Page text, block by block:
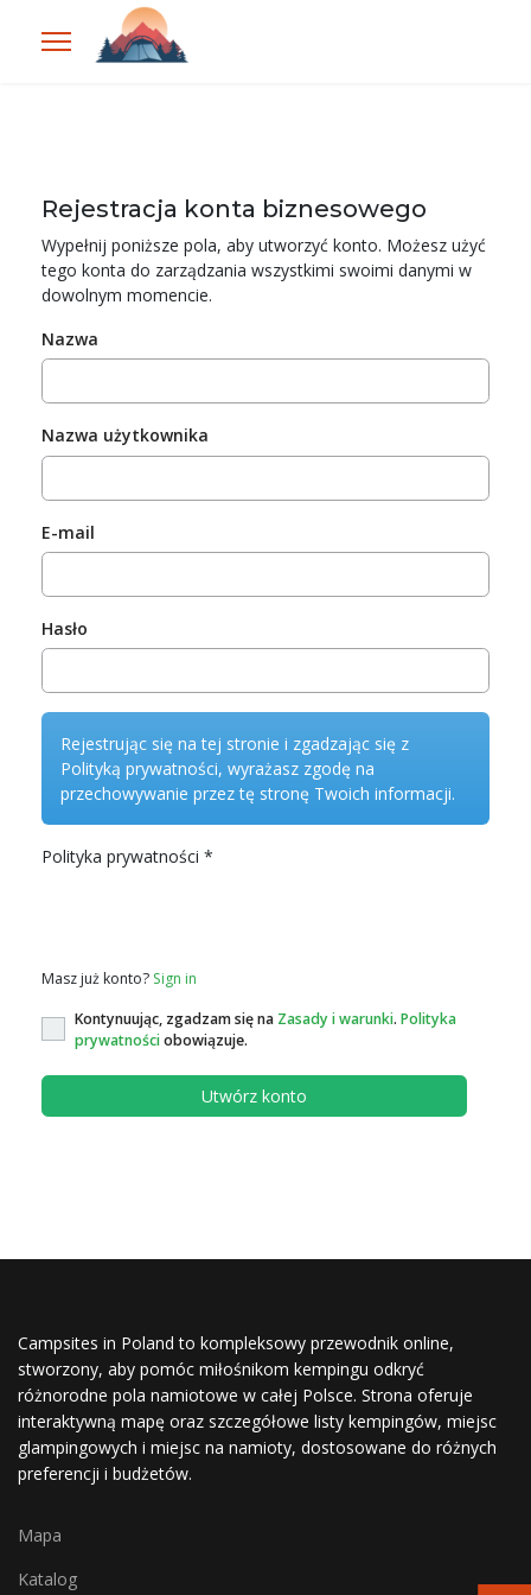
Rejestracja konta biznesowego
Wypełnij poniższe pola, aby utworzyć konto. Możesz użyć
tego konta do zarządzania wszystkimi swoimi danymi w
dowolnym momencie.
Nazwa
Nazwa użytkownika
E-mail
Hasło
Rejestrując się na tej stronie i zgadzając się z
Polityką prywatności, wyrażasz zgodę na
przechowywanie przez tę stronę Twoich informacji.
Polityka prywatności *
Masz już konto? Sign in
Kontynuując, zgadzam się na Zasady i warunki. Polityka
prywatnościobowiązuje.
Utwórz konto
Campsites in Poland to kompleksowy przewodnik online,
stworzony, aby pomóc miłośnikom kempingu odkryć
różnorodne pola namiotowe w całej Polsce. Strona oferuje
interaktywną mapę oraz szczegółowe listy kempingów, miejsc
glampingowych i miejsc na namioty, dostosowane do różnych
preferencji i budżetów.
Mapa
Katalog